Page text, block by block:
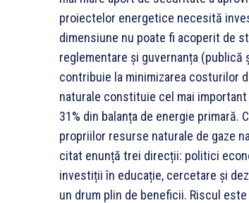
proiectelor energetice necesită
dimensiune nu poate fi acoperit de
reglementare și guvernanța
contribuie la minimizarea costurilor
naturale constituie cel mai
31% din balanța de energie primară.
propriilor resurse naturale de gaze
citat enunță trei direcții: politici
investiții în educație, cercetare și
un drum plin de beneficii. Riscul